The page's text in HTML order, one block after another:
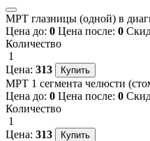
МРТ глазницы (одной) в
Цена до: 0 Цена после: 0
Количество
1
Цена: 313
МРТ 1 сегмента челюсти
Цена до: 0 Цена после: 0
Количество
1
Цена: 313